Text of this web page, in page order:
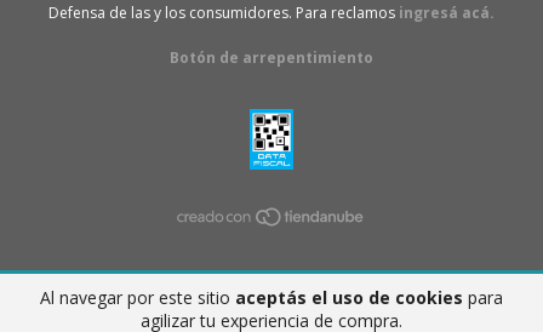
Al navegar por este sitio aceptás el uso de cookies para
agilizar tu experiencia de compra.
Defensa de las y los consumidores. Para reclamos ingresá acá.
Botón de arrepentimiento